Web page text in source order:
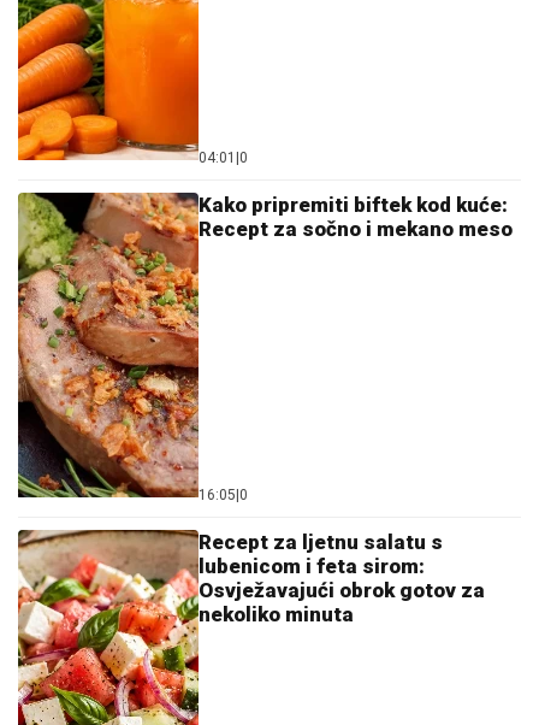
04:01 0
Kako pripremiti biftek kod kuće:
Recept za sočno i mekano meso
16:05 0
Recept za ljetnu salatu s
lubenicom i feta sirom:
Osvježavajući obrok gotov za
nekoliko minuta